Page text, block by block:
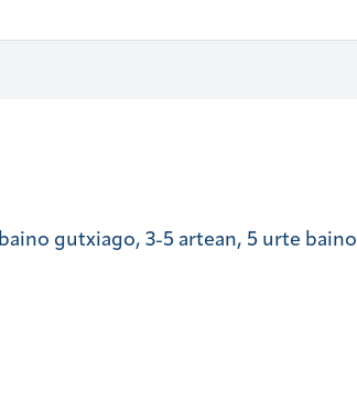
gutxiago, 3-5 artean, 5 urte baino